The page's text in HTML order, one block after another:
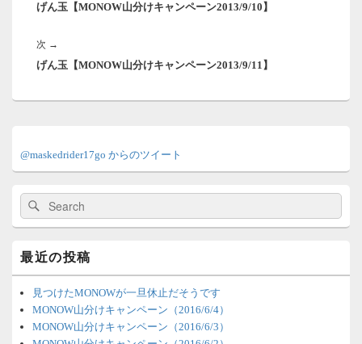
ビ
ー
シ
ョ
の
げん玉【MONOW山分けキャンペーン2013/9/10】
次 →
の
げん玉【MONOW山分けキャンペーン2013/9/11】
ン
サ
バ
ィ
ジ
ェ
ッ
@maskedrider17go からのツイート
検
索:
検
索
最近の投稿
見つけたMONOWが一旦休止だそうです
MONOW山分けキャンペーン（2016/6/4）
MONOW山分けキャンペーン（2016/6/3）